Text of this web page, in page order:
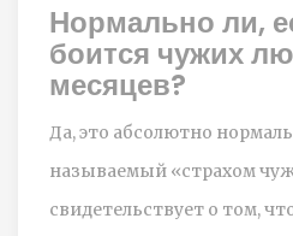
Нормально ли,
боится чужих
месяцев?
Да, это абсолютно
называемый «страхом
свидетельствует о том,